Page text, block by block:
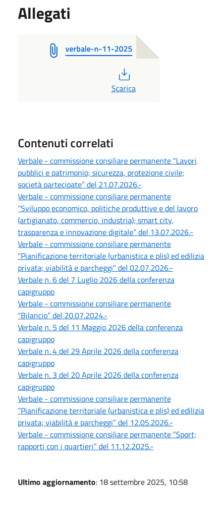
Allegati
verbale-n-11-2025
Scarica
Contenuti correlati
Verbale - commissione consiliare permanente “Lavori
pubblici e patrimonio; sicurezza, protezione civile;
società partecipate” del 21.07.2026.-
Verbale - commissione consiliare permanente
“Sviluppo economico, politiche produttive e del lavoro
(artigianato, commercio, industria); smart city,
trasparenza e innovazione digitale” del 13.07.2026.-
Verbale - commissione consiliare permanente
“Pianificazione territoriale (urbanistica e plis) ed edilizia
privata; viabilità e parcheggi” del 02.07.2026.-
Verbale n. 6 del 7 Luglio 2026 della conferenza
capigruppo
Verbale - commissione consiliare permanente
“Bilancio” del 20.07.2024.-
Verbale n. 5 del 11 Maggio 2026 della conferenza
capigruppo
Verbale n. 4 del 29 Aprile 2026 della conferenza
capigruppo
Verbale n. 3 del 20 Aprile 2026 della conferenza
capigruppo
Verbale - commissione consiliare permanente
“Pianificazione territoriale (urbanistica e plis) ed edilizia
privata; viabilità e parcheggi” del 12.05.2026.-
Verbale - commissione consiliare permanente “Sport;
rapporti con i quartieri” del 11.12.2025.-
Ultimo aggiornamento: 18 settembre 2025, 10:58